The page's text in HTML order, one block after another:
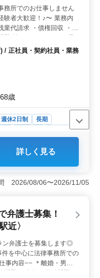
所でのお仕事しません
験者大歓迎！♪〜 業務内
業代請求 ・債権回収 ・交
内 ・50歳以上新規採用
様のご応募お待ちして
/ 正社員・契約社員・業務
歳
週休2日制
長期
業務委託
テラン弁護士募集中
収、交通事故、不動産
とができます。経験豊
制度や経費負担も魅
ークライフバランスが
した収入が確保でき
険完備、個人受任可
、働きながら安心して
詳しく見る
2026/08/06〜2026/11/05
弁護士募集！
近〉
ン弁護士を募集します◎
件を中心に法律事務所での
事内容−− ＊離婚・男女